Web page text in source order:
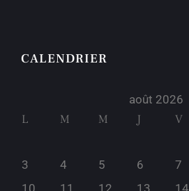
CALENDRIER
août 2026
L M M J V
3
4 5 6 7